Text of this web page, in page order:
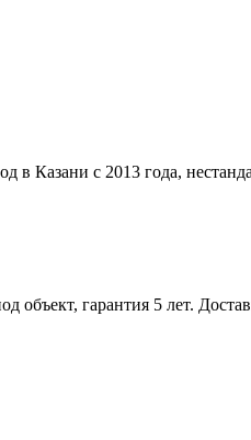
в Казани с 2013 года,
объект, гарантия 5 лет.